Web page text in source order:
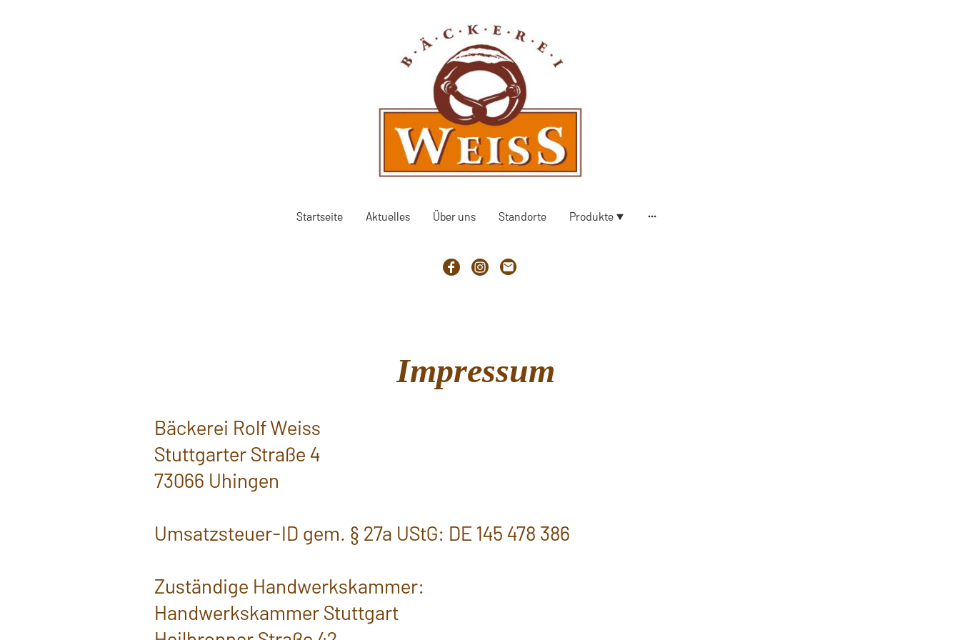
Startseite Aktuelles Über uns Standorte Produkte
Impressum
Bäckerei Rolf Weiss
Stuttgarter Straße 4
73066 Uhingen
Umsatzsteuer-ID gem. § 27a UStG: DE 145 478 386
Zuständige Handwerkskammer:
Handwerkskammer Stuttgart